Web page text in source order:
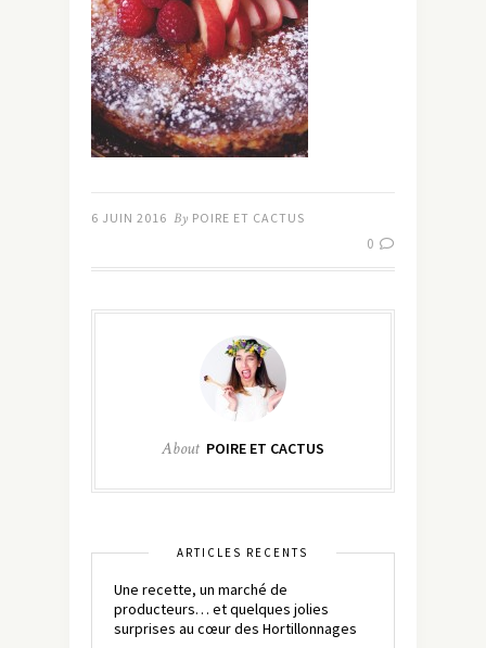
6 JUIN 2016 By POIRE ET CACTUS
0
About POIRE ET CACTUS
ARTICLES RÉCENTS
Une recette, un marché de
producteurs… et quelques jolies
surprises au cœur des Hortillonnages